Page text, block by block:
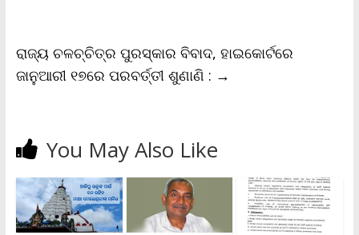
l
y
ରାଜ୍ୟ ଚଳଚ୍ଚିତ୍ର ପୁରସ୍କାର ବିବାଦ, ହାଇକୋର୍ଟରେ
ଜାନୁଆରୀ ୧୭ରେ ପରବର୍ତ୍ତୀ ଶୁଣାଣି : →
You May Also Like